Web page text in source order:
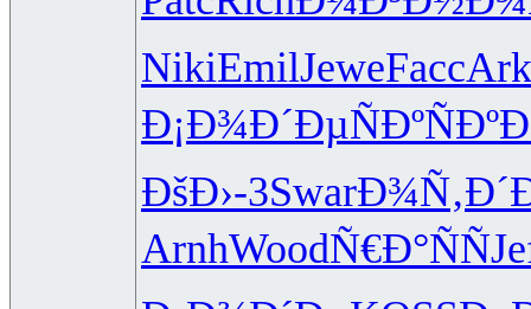
NikiEmilJeweFacc
Ð¡Ð¾Ð´ÐµÑÐºÑÐº
ÐšÐ›-3Swar
ArnhWoodÑ€Ð°ÑÑ